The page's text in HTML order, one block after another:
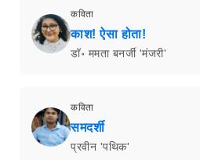
कविता
काश! ऐसा होता!
डॉ॰ ममता बनर्जी 'मंजरी'
कविता
समदर्शी
प्रवीन 'पथिक'